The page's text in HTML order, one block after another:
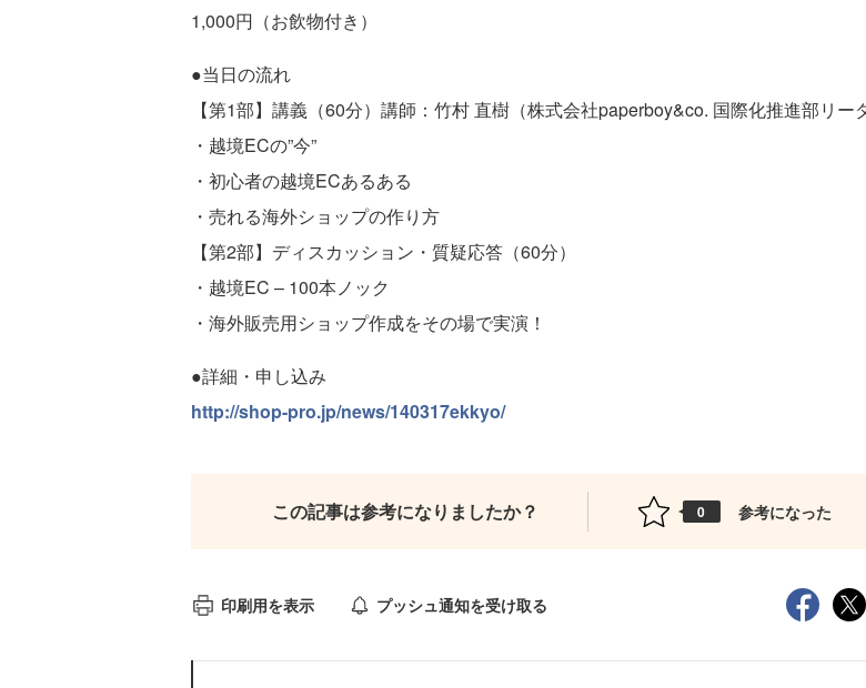
1,000円（お飲物付き）
●当日の流れ
【第1部】講義（60分）講師：竹村 直樹（株式会社paperboy&co. 国際化推進部リー
・越境ECの”今”
・初心者の越境ECあるある
・売れる海外ショップの作り方
【第2部】ディスカッション・質疑応答（60分）
・越境EC – 100本ノック
・海外販売用ショップ作成をその場で実演！
●詳細・申し込み
http://shop-pro.jp/news/140317ekkyo/
この記事は参考になりましたか？ 0 参考になった
印刷用を表示 プッシュ通知を受け取る